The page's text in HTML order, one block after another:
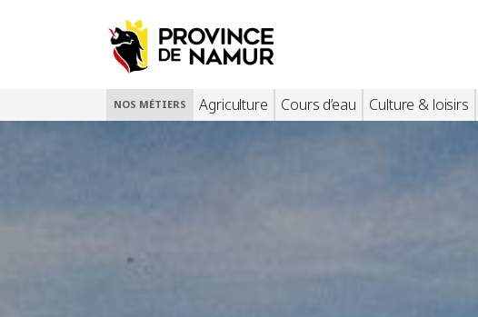
NOS MÉTIERS Agriculture Cours d’eau Culture & loisirs